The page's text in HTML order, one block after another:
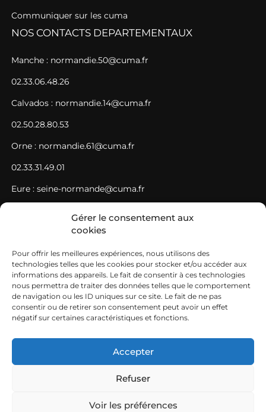
Gérer le consentement aux
cookies
Pour offrir les meilleures expériences, nous utilisons des
technologies telles que les cookies pour stocker et/ou accéder aux
informations des appareils. Le fait de consentir à ces technologies
nous permettra de traiter des données telles que le comportement
de navigation ou les ID uniques sur ce site. Le fait de ne pas
consentir ou de retirer son consentement peut avoir un effet
négatif sur certaines caractéristiques et fonctions.
Accepter
Refuser
Voir les préférences
Communiquer sur les cuma
NOS CONTACTS DEPARTEMENTAUX
Manche : normandie.50@cuma.fr
02.33.06.48.26
Calvados : normandie.14@cuma.fr
02.50.28.80.53
Orne : normandie.61@cuma.fr
02.33.31.49.01
Eure : seine-normande@cuma.fr
Seine-Maritime : seine-normande@cuma.fr
02.35.61.78.21
SIEGE
Fédération des cuma Normandie Ouest Maison de
l’agriculture – avenue de Paris 50009 SAINT-LO CEDEX
02.33.06.48.26
normandie-ouest@cuma.fr
Mentions légales FCuma Normandie © 2026